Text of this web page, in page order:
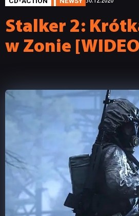
Stalker 2:
w Zonie